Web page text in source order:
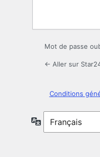
Mot de passe
← Aller sur
Conditions
Langue